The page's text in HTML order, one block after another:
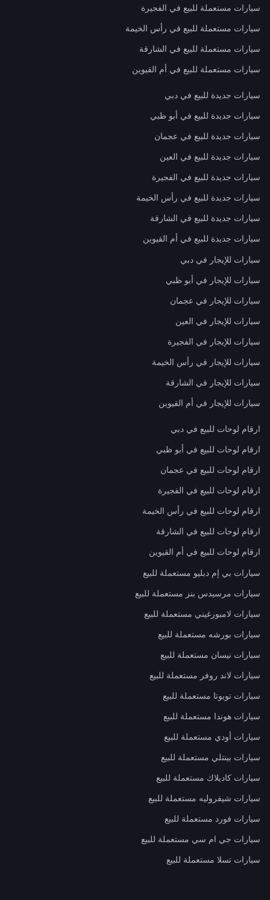
سيارات مستعملة للبيع في الفجيرة
سيارات مستعملة للبيع في رأس الخيمة
سيارات مستعملة للبيع في الشارقة
سيارات مستعملة للبيع في أم القيوين
سيارات جديدة للبيع في دبي
سيارات جديدة للبيع في أبو ظبي
سيارات جديدة للبيع في عجمان
سيارات جديدة للبيع في العين
سيارات جديدة للبيع في الفجيرة
سيارات جديدة للبيع في رأس الخيمة
سيارات جديدة للبيع في الشارقة
سيارات جديدة للبيع في أم القيوين
سيارات للإيجار في دبي
سيارات للإيجار في أبو ظبي
سيارات للإيجار في عجمان
سيارات للإيجار في العين
سيارات للإيجار في الفجيرة
سيارات للإيجار في رأس الخيمة
سيارات للإيجار في الشارقة
سيارات للإيجار في أم القيوين
ارقام لوحات للبيع في دبي
ارقام لوحات للبيع في أبو ظبي
ارقام لوحات للبيع في عجمان
ارقام لوحات للبيع في الفجيرة
ارقام لوحات للبيع في رأس الخيمة
ارقام لوحات للبيع في الشارقة
ارقام لوحات للبيع في أم القيوين
سيارات بي إم دبليو مستعملة للبيع
سيارات مرسيدس بنز مستعملة للبيع
سيارات لامبورغيني مستعملة للبيع
سيارات بورشه مستعملة للبيع
سيارات نيسان مستعملة للبيع
سيارات لاند روفر مستعملة للبيع
سيارات تويوتا مستعملة للبيع
سيارات هوندا مستعملة للبيع
سيارات أودي مستعملة للبيع
سيارات بينتلي مستعملة للبيع
سيارات كاديلاك مستعملة للبيع
سيارات شيفروليه مستعملة للبيع
سيارات فورد مستعملة للبيع
سيارات جي ام سي مستعملة للبيع
سيارات تسلا مستعملة للبيع